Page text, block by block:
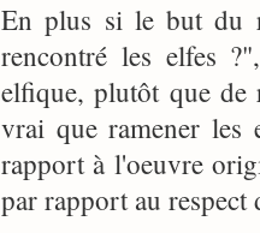
En plus si le but du
rencontré les elfes
elfique, plutôt que de
vrai que ramener les
rapport à l'oeuvre
par rapport au